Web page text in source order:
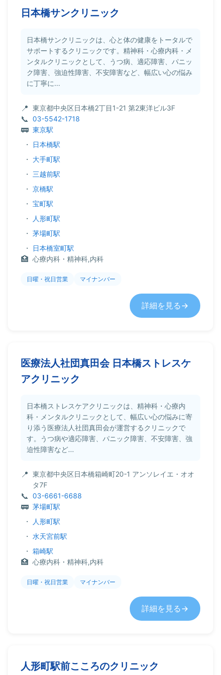
日本橋サンクリニック
日本橋サンクリニックは、心と体の健康をトータルで
サポートするクリニックです。精神科・心療内科・メ
ンタルクリニックとして、うつ病、適応障害、パニッ
ク障害、強迫性障害、不安障害など、幅広い心の悩み
に丁寧に...
東京都中央区日本橋2丁目1-21 第2東洋ビル3F
03-5542-1718
東京駅
・
日本橋駅
・ 大手町駅
・ 三越前駅
・ 京橋駅
・ 宝町駅
・
人形町駅
・ 茅場町駅
・
日本橋室町駅
心療内科・精神科,内科
日曜・祝日営業 マイナンバー
詳細を見る
医療法人社団真田会 日本橋ストレスケ
アクリニック
日本橋ストレスケアクリニックは、精神科・心療内
科・メンタルクリニックとして、幅広い心の悩みに寄
り添う医療法人社団真田会が運営するクリニックで
す。うつ病や適応障害、パニック障害、不安障害、強
迫性障害など...
東京都中央区日本橋箱崎町20-1 アンソレイエ・オオ
タ7F
03-6661-6688
茅場町駅
・
人形町駅
・ 水天宮前駅
・ 箱崎駅
心療内科・精神科,内科
日曜・祝日営業 マイナンバー
詳細を見る
人形町駅前こころのクリニック